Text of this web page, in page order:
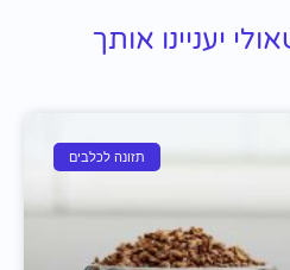
יעניינו אותך
תזונה לכלבים